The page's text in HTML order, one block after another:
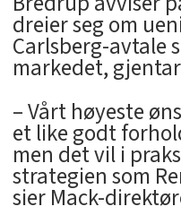
dreier seg om
Carlsberg-avtale
markedet,
– Vårt høyeste
et like godt
men det vil i
strategien som
sier Mack-